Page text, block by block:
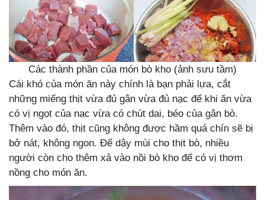
Các thành phần của món bò kho (ảnh sưu tầm)
Cái khó của món ăn này chính là bạn phải lựa, cắt
những miếng thịt vừa đủ gân vừa đủ nạc để khi ăn vừa
có vị ngọt của nạc vừa có chút dai, béo của gân bò.
Thêm vào đó, thịt cũng không được hầm quá chín sẽ bị
bở nát, không ngon. Để dậy mùi cho thịt bò, nhiều
người còn cho thêm xả vào nồi bò kho để có vị thơm
nồng cho món ăn.